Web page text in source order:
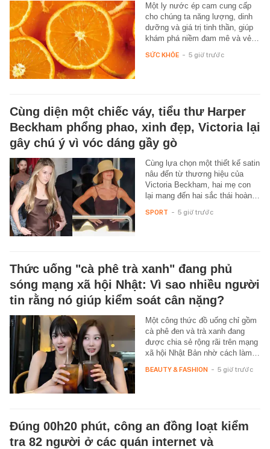
Một ly nước ép cam cung cấp
cho chúng ta năng lượng, dinh
dưỡng và giá trị tinh thần, giúp
khám phá niềm đam mê và vẻ…
SỨC KHỎE - 5 giờ trước
Cùng diện một chiếc váy, tiểu thư Harper
Beckham phổng phao, xinh đẹp, Victoria lại
gây chú ý vì vóc dáng gầy gò
Cùng lựa chọn một thiết kế satin
nâu đến từ thương hiệu của
Victoria Beckham, hai mẹ con
lại mang đến hai sắc thái hoàn…
SPORT - 5 giờ trước
Thức uống "cà phê trà xanh" đang phủ
sóng mạng xã hội Nhật: Vì sao nhiều người
tin rằng nó giúp kiểm soát cân nặng?
Một công thức đồ uống chỉ gồm
cà phê đen và trà xanh đang
được chia sẻ rộng rãi trên mạng
xã hội Nhật Bản nhờ cách làm…
BEAUTY & FASHION - 5 giờ trước
Đúng 00h20 phút, công an đồng loạt kiểm
tra 82 người ở các quán internet và